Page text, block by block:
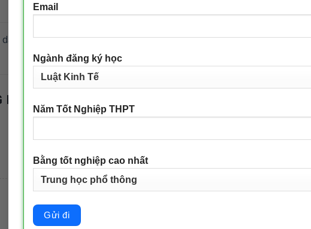
Email
Ngành đăng ký học
Năm Tốt Nghiệp THPT
Bằng tốt nghiệp cao nhất
sách sinh
Thông báo nhập học và khai giảng đợt 4 năm 2025
BÁO ĐIỂM TRÚNG TUYỂN ĐỢT 4 NĂM 2025
BÌNH LUẬN